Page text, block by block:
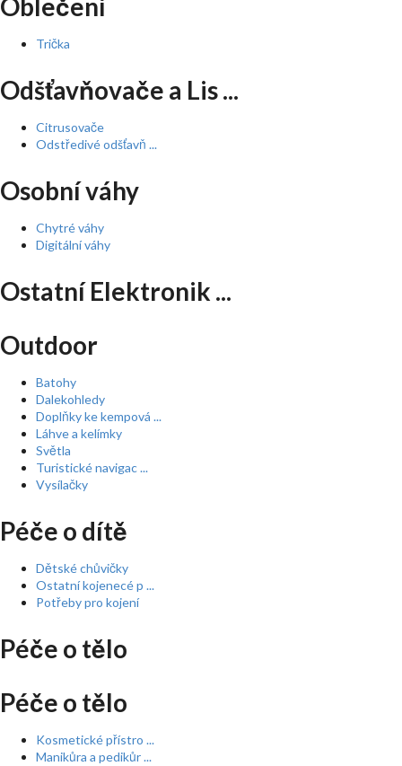
Oblečení
Trička
Odšťavňovače a Lis ...
Citrusovače
Odstředivé odšťavň ...
Osobní váhy
Chytré váhy
Digitální váhy
Ostatní Elektronik ...
Outdoor
Batohy
Dalekohledy
Doplňky ke kempová ...
Láhve a kelímky
Světla
Turistické navigac ...
Vysílačky
Péče o dítě
Dětské chůvičky
Ostatní kojenecé p ...
Potřeby pro kojení
Péče o tělo
Péče o tělo
Kosmetické přístro ...
Manikůra a pedikůr ...